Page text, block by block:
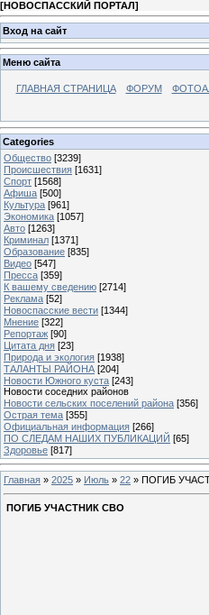
[НОВОСПАССКИЙ ПОРТАЛ]
Вход на сайт
Меню сайта
ГЛАВНАЯ СТРАНИЦА ФОРУМ
Categories
Общество [3239]
Происшествия [1631]
Спорт [1568]
Афиша [500]
Культура [961]
Экономика [1057]
Авто [1263]
Криминал [1371]
Образование [835]
Видео [547]
Пресса [359]
К вашему сведению [2714]
Реклама [52]
Новоспасские вести [1344]
Мнение [322]
Репортаж [90]
Цитата дня [23]
Природа и экология [1938]
ТАЛАНТЫ РАЙОНА [204]
Новости Южного куста [243]
Новости соседних районов
Новости сельских поселений района [356]
Острая тема [355]
Официальная информация [266]
ПО СЛЕДАМ НАШИХ ПУБЛИКАЦИЙ [65]
Здоровье [817]
Главная » 2025 » Июль » 22 » ПОГИБ
ПОГИБ УЧАСТНИК СВО